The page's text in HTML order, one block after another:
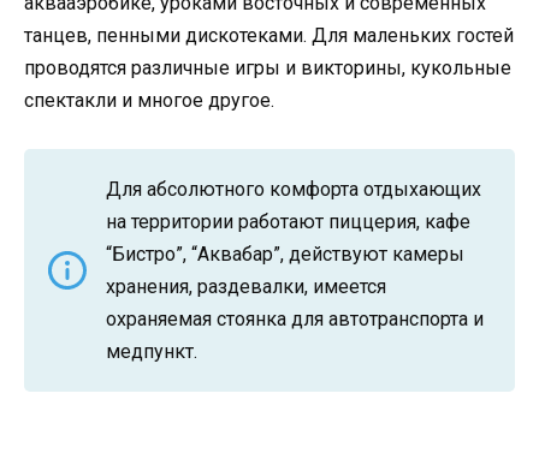
танцев, пенными дискотеками. Для маленьких гостей
проводятся различные игры и викторины, кукольные
спектакли и многое другое.
Для абсолютного комфорта отдыхающих
на территории работают пиццерия, кафе
“Бистро”, “Аквабар”, действуют камеры
хранения, раздевалки, имеется
охраняемая стоянка для автотранспорта и
медпункт.